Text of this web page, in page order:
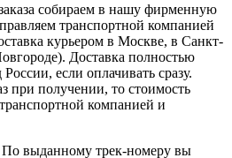
собираем в нашу фирменную
транспортной компанией
курьером в Москве, в Санкт-
Доставка полностью
если оплачивать сразу.
при получении, то стоимость
компанией и
По выданному трек-номеру вы